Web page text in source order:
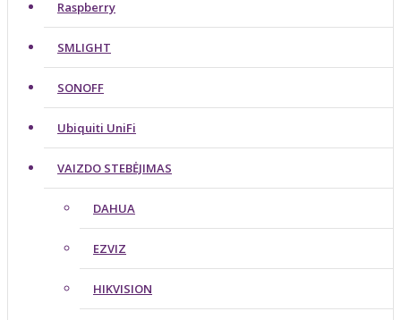
Raspberry
SMLIGHT
SONOFF
Ubiquiti UniFi
VAIZDO STEBĖJIMAS
DAHUA
EZVIZ
HIKVISION